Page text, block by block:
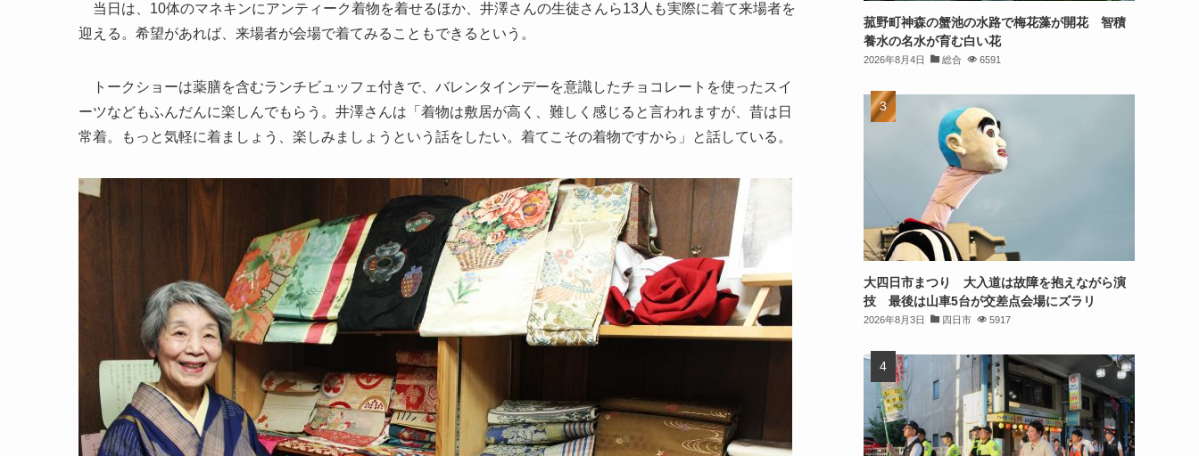
当日は、10体のマネキンにアンティーク着物を着せるほか、井澤さんの生徒さんら13人も実際に着て来場者を
迎える。希望があれば、来場者が会場で着てみることもできるという。
トークショーは薬膳を含むランチビュッフェ付きで、バレンタインデーを意識したチョコレートを使ったスイ
ーツなどもふんだんに楽しんでもらう。井澤さんは「着物は敷居が高く、難しく感じると言われますが、昔は日
常着。もっと気軽に着ましょう、楽しみましょうという話をしたい。着てこその着物ですから」と話している。
菰野町神森の蟹池の水路で梅花藻が開花 智積
養水の名水が育む白い花
2026年8月4日 総合 6591
大四日市まつり 大入道は故障を抱えながら演
技 最後は山車5台が交差点会場にズラリ
2026年8月3日 四日市 5917